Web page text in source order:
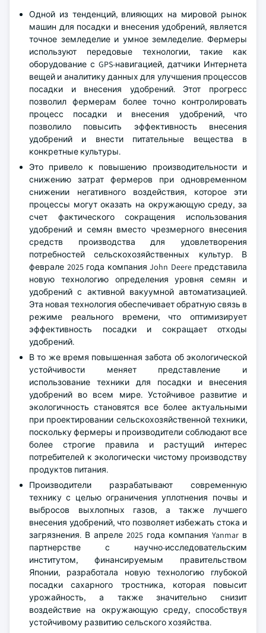
Одной из тенденций, влияющих на мировой рынок
машин для посадки и внесения удобрений, является
точное земледелие и умное земледелие. Фермеры
используют передовые технологии, такие как
оборудование с GPS-навигацией, датчики Интернета
вещей и аналитику данных для улучшения процессов
посадки и внесения удобрений. Этот прогресс
позволил фермерам более точно контролировать
процесс посадки и внесения удобрений, что
позволило повысить эффективность внесения
удобрений и внести питательные вещества в
конкретные культуры.
Это привело к повышению производительности и
снижению затрат фермеров при одновременном
снижении негативного воздействия, которое эти
процессы могут оказать на окружающую среду, за
счет фактического сокращения использования
удобрений и семян вместо чрезмерного внесения
средств производства для удовлетворения
потребностей сельскохозяйственных культур. В
феврале 2025 года компания John Deere представила
новую технологию определения уровня семян и
удобрений с активной вакуумной автоматизацией.
Эта новая технология обеспечивает обратную связь в
режиме реального времени, что оптимизирует
эффективность посадки и сокращает отходы
удобрений.
В то же время повышенная забота об экологической
устойчивости меняет представление и
использование техники для посадки и внесения
удобрений во всем мире. Устойчивое развитие и
экологичность становятся все более актуальными
при проектировании сельскохозяйственной техники,
поскольку фермеры и производители соблюдают все
более строгие правила и растущий интерес
потребителей к экологически чистому производству
продуктов питания.
Производители разрабатывают современную
технику с целью ограничения уплотнения почвы и
выбросов выхлопных газов, а также лучшего
внесения удобрений, что позволяет избежать стока и
загрязнения. В апреле 2025 года компания Yanmar в
партнерстве с научно-исследовательским
институтом, финансируемым правительством
Японии, разработала новую технологию глубокой
посадки сахарного тростника, которая повысит
урожайность, а также значительно снизит
воздействие на окружающую среду, способствуя
устойчивому развитию сельского хозяйства.